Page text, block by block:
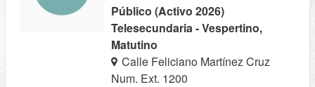
Público (Activo 2026)
Telesecundaria - Vespertino,
Matutino
Calle Feliciano Martínez Cruz
Num. Ext. 1200